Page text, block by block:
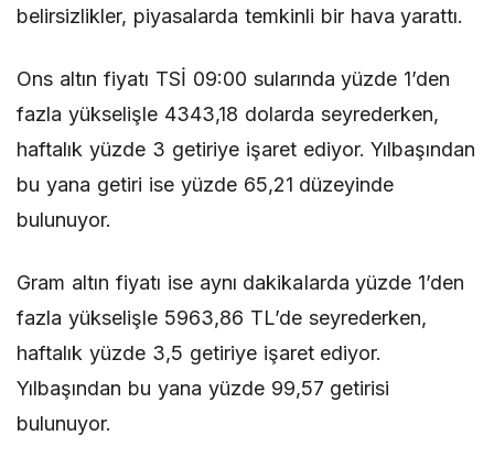
belirsizlikler, piyasalarda temkinli bir hava yarattı.
Ons altın fiyatı TSİ 09:00 sularında yüzde 1’den
fazla yükselişle 4343,18 dolarda seyrederken,
haftalık yüzde 3 getiriye işaret ediyor. Yılbaşından
bu yana getiri ise yüzde 65,21 düzeyinde
bulunuyor.
Gram altın fiyatı ise aynı dakikalarda yüzde 1’den
fazla yükselişle 5963,86 TL’de seyrederken,
haftalık yüzde 3,5 getiriye işaret ediyor.
Yılbaşından bu yana yüzde 99,57 getirisi
bulunuyor.